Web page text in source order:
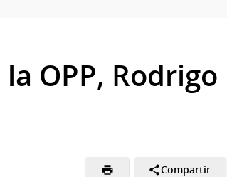
OPP, Rodrigo
Compartir